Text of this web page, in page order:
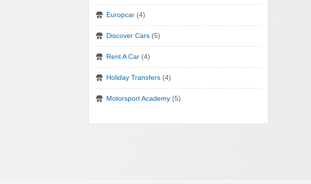
Europcar (4)
Discover Cars (5)
Rent A Car (4)
Holiday Transfers (4)
Motorsport Academy (5)